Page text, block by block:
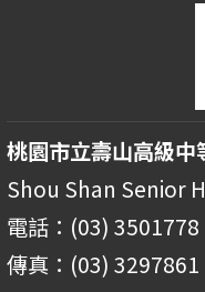
桃園市立壽山高級中
Shou Shan Senior
電話：(03) 3501778
傳真：(03) 3297861